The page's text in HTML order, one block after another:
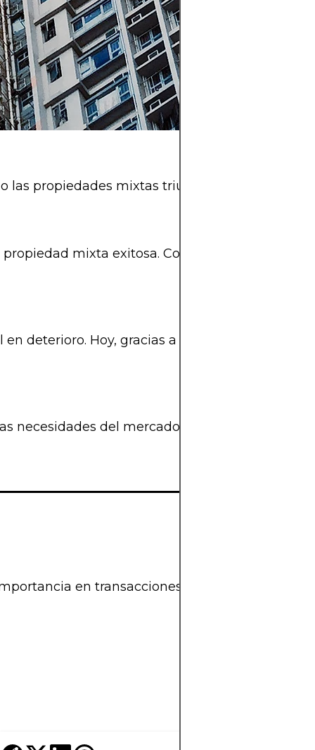
propiedades mixtas triunfan, no solo
mixta exitosa. Con una mezcla de
deterioro. Hoy, gracias a una planificación
necesidades del mercado. Benjamin
en transacciones financieras